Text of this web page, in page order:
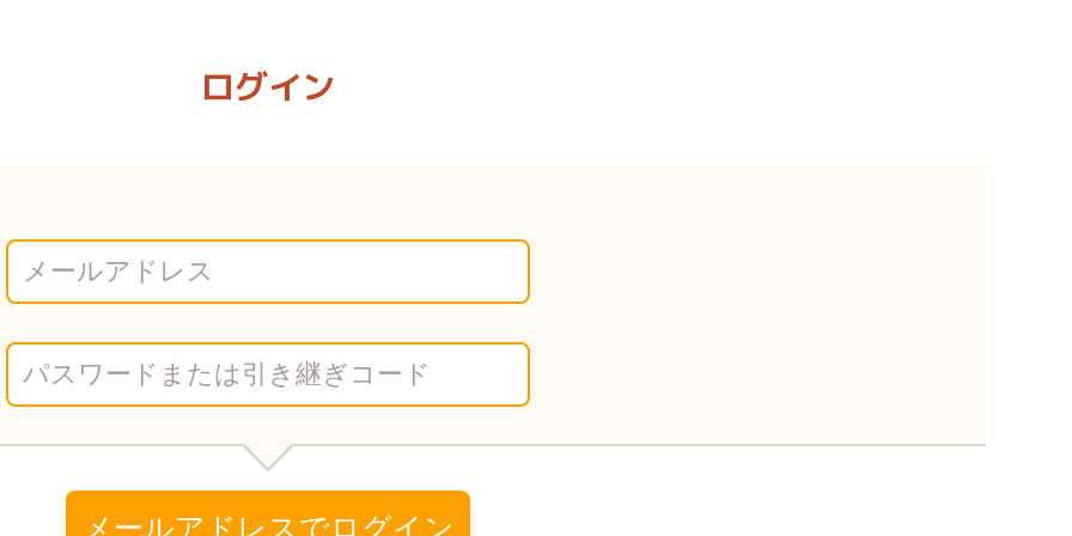
ログイン
メールアドレスでログイン